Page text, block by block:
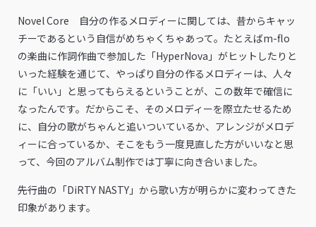
Novel Core 自分の作るメロディーに関しては、昔からキャッ
チーであるという自信がめちゃくちゃあって。たとえばm-flo
の楽曲に作詞作曲で参加した「HyperNova」がヒットしたりと
いった経験を通じて、やっぱり自分の作るメロディーは、人々
に「いい」と思ってもらえるということが、この数年で確信に
なったんです。だからこそ、そのメロディーを際立たせるため
に、自分の歌がちゃんと追いついているか、アレンジがメロデ
ィーに合っているか、そこをもう一度見直した方がいいなと思
って、今回のアルバム制作では丁寧に向き合いました。
――先行曲の「DiRTY NASTY」から歌い方が明らかに変わってきた
印象があります。